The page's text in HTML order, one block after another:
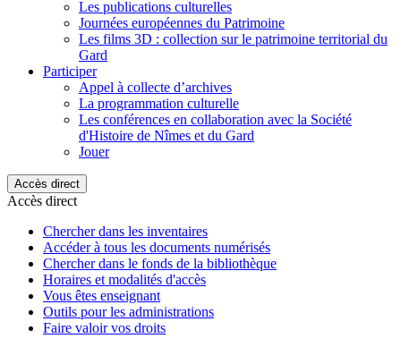
Les publications culturelles
Journées européennes du Patrimoine
Les films 3D : collection sur le patrimoine territorial du
Gard
Participer
Appel à collecte d’archives
La programmation culturelle
Les conférences en collaboration avec la Société
d'Histoire de Nîmes et du Gard
Jouer
Accès direct
Accès direct
Chercher dans les inventaires
Accéder à tous les documents numérisés
Chercher dans le fonds de la bibliothèque
Horaires et modalités d'accès
Vous êtes enseignant
Outils pour les administrations
Faire valoir vos droits